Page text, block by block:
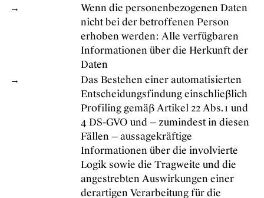
→
Wenn die personenbezogenen Daten
nicht bei der betroffenen Person
erhoben werden: Alle verfügbaren
Informationen über die Herkunft der
Daten
→
Das Bestehen einer automatisierten
Entscheidungsfindung einschließlich
Profiling gemäß Artikel 22 Abs.1 und
4 DS-GVO und — zumindest in diesen
Fällen — aussagekräftige
Informationen über die involvierte
Logik sowie die Tragweite und die
angestrebten Auswirkungen einer
derartigen Verarbeitung für die